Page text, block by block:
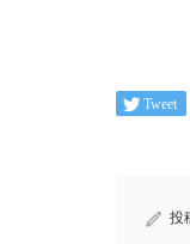
Tweet
投